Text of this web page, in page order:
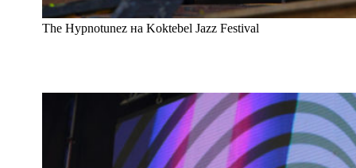
The Hypnotunez на Koktebel Jazz Festival